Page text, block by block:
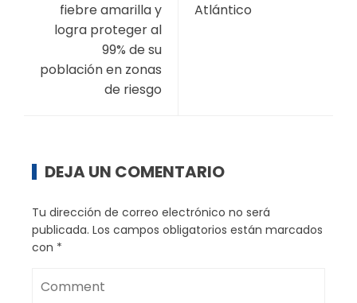
fiebre amarilla y
logra proteger al
99% de su
población en zonas
de riesgo
Atlántico
DEJA UN COMENTARIO
Tu dirección de correo electrónico no será
publicada. Los campos obligatorios están marcados
con *